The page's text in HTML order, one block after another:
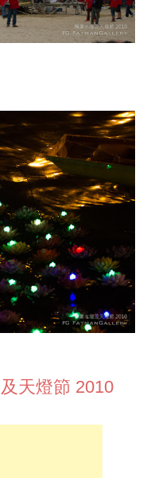
天燈節 2010